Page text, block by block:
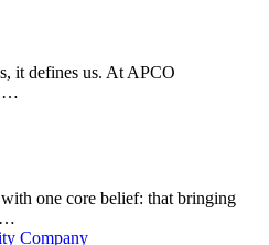
it defines us. At APCO
one core belief: that bringing